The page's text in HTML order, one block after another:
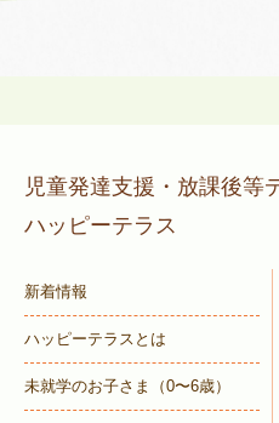
ご利用について
トレキング
児童発達支援・放課後等
ハッピーテラス
新着情報
ハッピーテラスとは
未就学のお子さま （0〜6歳）